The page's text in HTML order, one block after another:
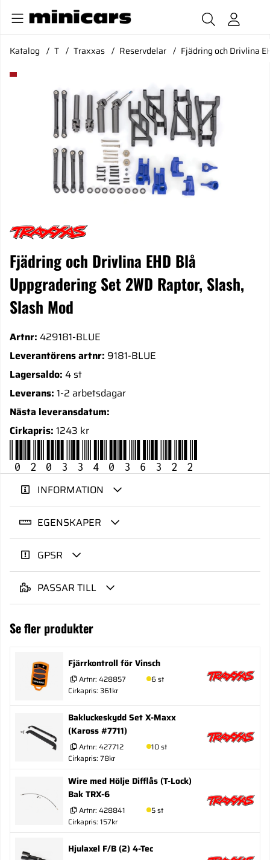
Katalog T Traxxas Reservdelar Fjädring och Drivlina
Produktbilder Fjädring och Drivlina EHD Blå Uppgradering
Fjädring och Drivlina EHD Blå
Uppgradering Set 2WD Raptor, Slash,
Slash Mod
Artnr: 429181-BLUE
Leverantörens artnr: 9181-BLUE
Lagersaldo: 4 st
Leverans: 1-2 arbetsdagar
Nästa leveransdatum:
Cirkapris: 1243 kr
020334036322
INFORMATION
EGENSKAPER
GPSR
PASSAR TILL
Se fler produkter
Fjärrkontroll för Vinsch
Artnr: 428857
6 st
Cirkapris: 361kr
Bakluckeskydd Set X-Maxx
(Kaross #7711)
Artnr: 427712
10 st
Cirkapris: 78kr
Wire med Hölje Difflås (T-Lock)
Bak TRX-6
Artnr: 428841
5 st
Cirkapris: 157kr
Hjulaxel F/B (2) 4-Tec